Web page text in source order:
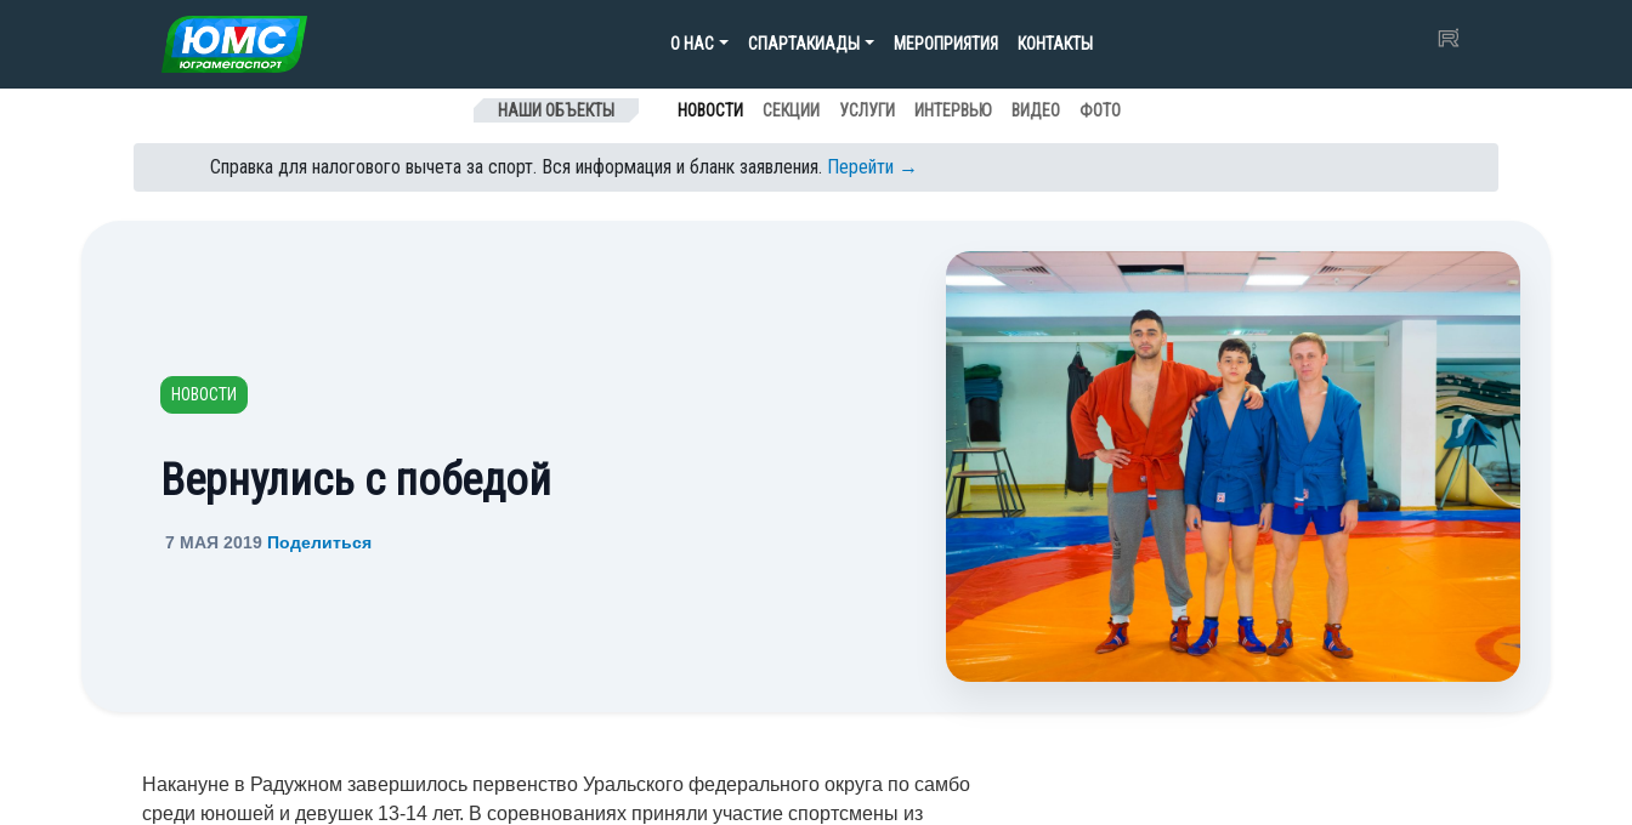
Перейти к содержанию
О НАС СПАРТАКИАДЫ МЕРОПРИЯТИЯ КОНТАКТЫ
НАШИ ОБЪЕКТЫ НОВОСТИ СЕКЦИИ УСЛУГИ ИНТЕРВЬЮ ВИДЕО ФОТО
Справка для налогового вычета за спорт. Вся информация и бланк заявления. Перейти →
НОВОСТИ
Вернулись с победой
7 МАЯ 2019 Поделиться
Накануне в Радужном завершилось первенство Уральского федерального округа по самбо
среди юношей и девушек 13-14 лет. В соревнованиях приняли участие спортсмены из